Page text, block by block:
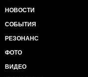
НОВОСТИ
СОБЫТИЯ
РЕЗОНАНС
ФОТО
ВИДЕО